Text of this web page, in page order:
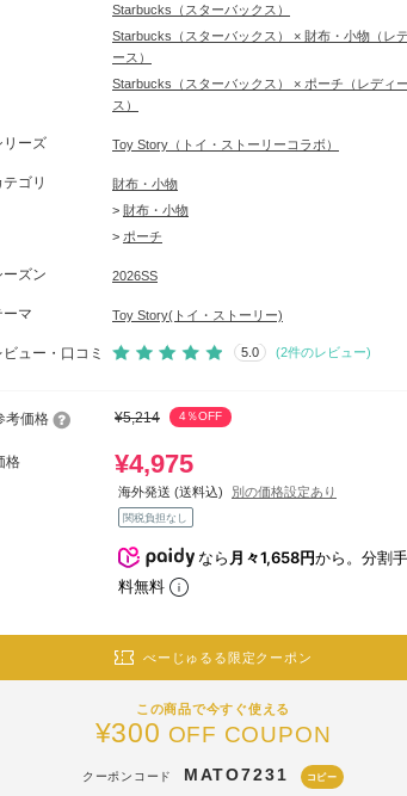
Starbucks（スターバックス）
Starbucks（スターバックス） × 財布・小物（レ
ース）
Starbucks（スターバックス） × ポーチ（レディー
ス）
リーズ Toy Story（トイ・ストーリーコラボ）
テゴリ
財布・小物
> 財布・小物
> ポーチ
ーズン 2026SS
ーマ Toy Story(トイ・ストーリー)
ビュー・口コミ 5.0 (2件のレビュー)
考価格 ¥5,214 4％OFF
格 ¥4,975
海外発送 (送料込) 別の価格設定あり
関税負担なし
なら月々1,658円から。分割
料無料
べーじゅるる限定クーポン
この商品で今すぐ使える
¥300 OFF COUPON
クーポンコード MATO7231 コピー